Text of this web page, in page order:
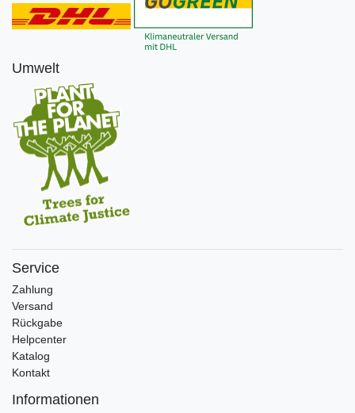
Umwelt
Service
Zahlung
Versand
Rückgabe
Helpcenter
Katalog
Kontakt
Informationen